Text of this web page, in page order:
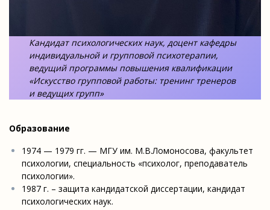
Кандидат психологических наук, доцент кафедры
индивидуальной и групповой психотерапии,
ведущий программы повышения квалификации
«Искусство групповой работы: тренинг тренеров
и ведущих групп»
Образование
1974 — 1979 гг. — МГУ им. М.В.Ломоносова, факультет
психологии, специальность «психолог, преподаватель
психологии».
1987 г. – защита кандидатской диссертации, кандидат
психологических наук.